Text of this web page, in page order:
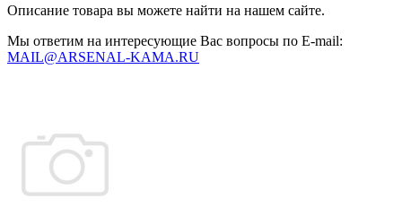
Описание товара вы можете найти на нашем сайте.
Мы ответим на интересующие Вас вопросы по E-mail:
MAIL@ARSENAL-KAMA.RU